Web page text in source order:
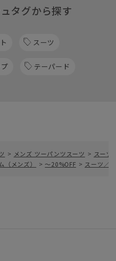
タグから探す
スーツ
テーパード
> メンズ ツーパンツスーツ > スーツ
（メンズ） > ～20%OFF > スーツ／